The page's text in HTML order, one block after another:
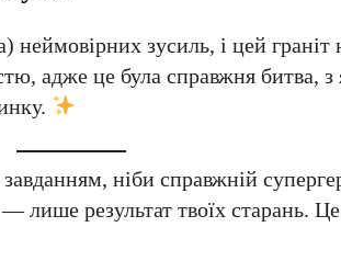
неймовірних зусиль, і цей граніт
адже це була справжня битва,
ніби справжній
лише результат твоїх старань.